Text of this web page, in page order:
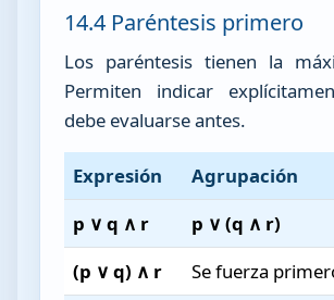
14.4 Paréntesis primero
Los paréntesis tienen la
Permiten indicar
debe evaluarse antes.
Expresión
Agrupación
p ∨ q ∧ r
p ∨ (q ∧ r)
(p ∨ q) ∧ r
Se fuerza